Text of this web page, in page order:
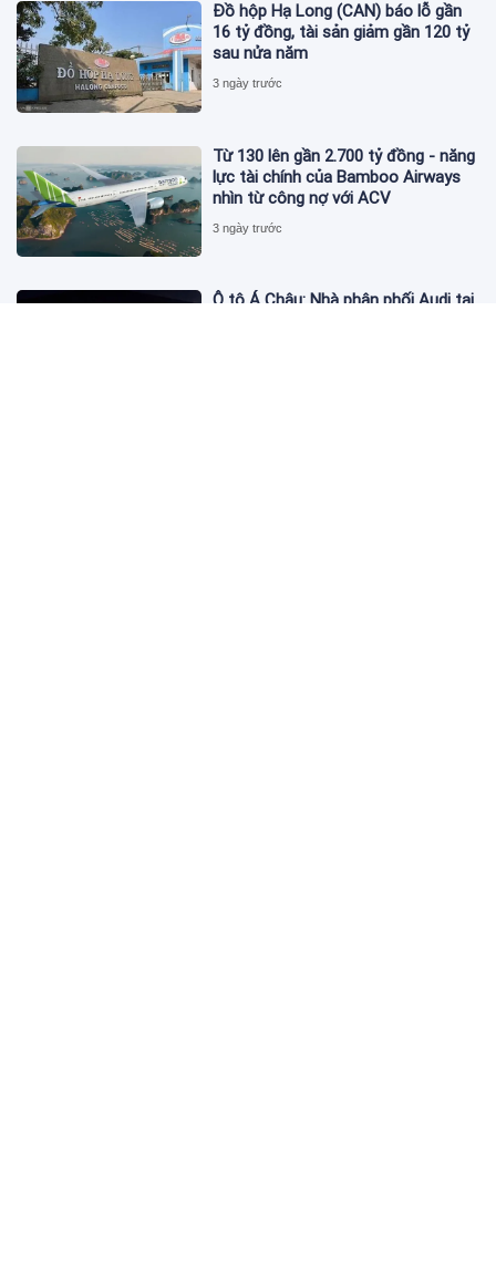
Đồ hộp Hạ Long (CAN) báo lỗ gần
16 tỷ đồng, tài sản giảm gần 120 tỷ
sau nửa năm
3 ngày trước
Từ 130 lên gần 2.700 tỷ đồng - năng
lực tài chính của Bamboo Airways
nhìn từ công nợ với ACV
3 ngày trước
Ô tô Á Châu: Nhà phân phối Audi tại